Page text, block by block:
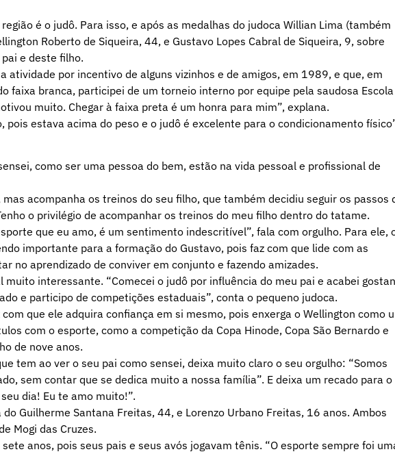
é o judô. Para isso, e após as medalhas do judoca Willian Lima (também
Roberto de Siqueira, 44, e Gustavo Lopes Cabral de Siqueira, 9, sobre
e deste filho.
atividade por incentivo de alguns vizinhos e de amigos, em 1989, e que, em
faixa branca, participei de um torneio interno por equipe pela saudosa Escola
muito. Chegar à faixa preta é um honra para mim”, explana.
estava acima do peso e o judô é excelente para o condicionamento
como ser uma pessoa do bem, estão na vida pessoal e profissional de
acompanha os treinos do seu filho, que também decidiu seguir os passos
o privilégio de acompanhar os treinos do meu filho dentro do tatame.
que eu amo, é um sentimento indescritível”, fala com orgulho. Para ele,
importante para a formação do Gustavo, pois faz com que lide com as
no aprendizado de conviver em conjunto e fazendo amizades.
muito interessante. “Comecei o judô por influência do meu pai e acabei
e participo de competições estaduais”, conta o pequeno judoca.
que ele adquira confiança em si mesmo, pois enxerga o Wellington como
com o esporte, como a competição da Copa Hinode, Copa São Bernardo e
de nove anos.
tem ao ver o seu pai como sensei, deixa muito claro o seu orgulho: “Somos
sem contar que se dedica muito a nossa família”. E deixa um recado para o
dia! Eu te amo muito!”.
Guilherme Santana Freitas, 44, e Lorenzo Urbano Freitas, 16 anos. Ambos
Mogi das Cruzes.
anos, pois seus pais e seus avós jogavam tênis. “O esporte sempre foi